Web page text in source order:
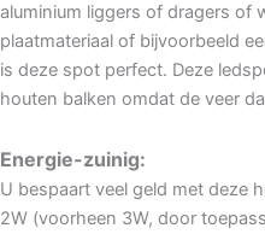
aluminium liggers of dragers of
plaatmateriaal of bijvoorbeeld
is deze spot perfect. Deze
houten balken omdat de veer
Energie-zuinig:
U bespaart veel geld met deze
2W (voorheen 3W, door